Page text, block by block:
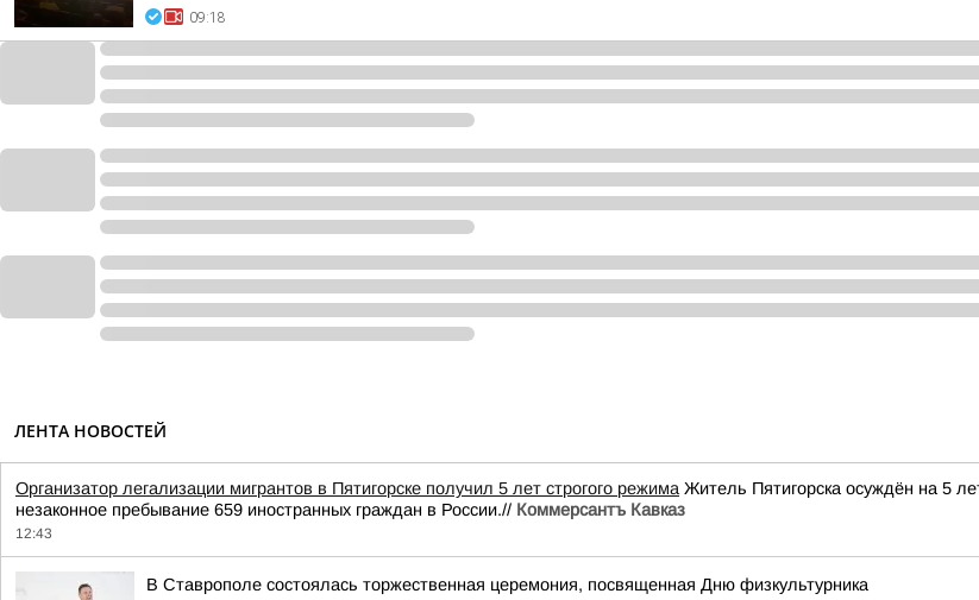
09:18
ЛЕНТА НОВОСТЕЙ
Организатор легализации мигрантов в Пятигорске получил 5 лет строгого режима Житель Пятигорска осуждён на 5
незаконное пребывание 659 иностранных граждан в России.// Коммерсантъ Кавказ
12:43
В Ставрополе состоялась торжественная церемония, посвященная Дню физкультурника